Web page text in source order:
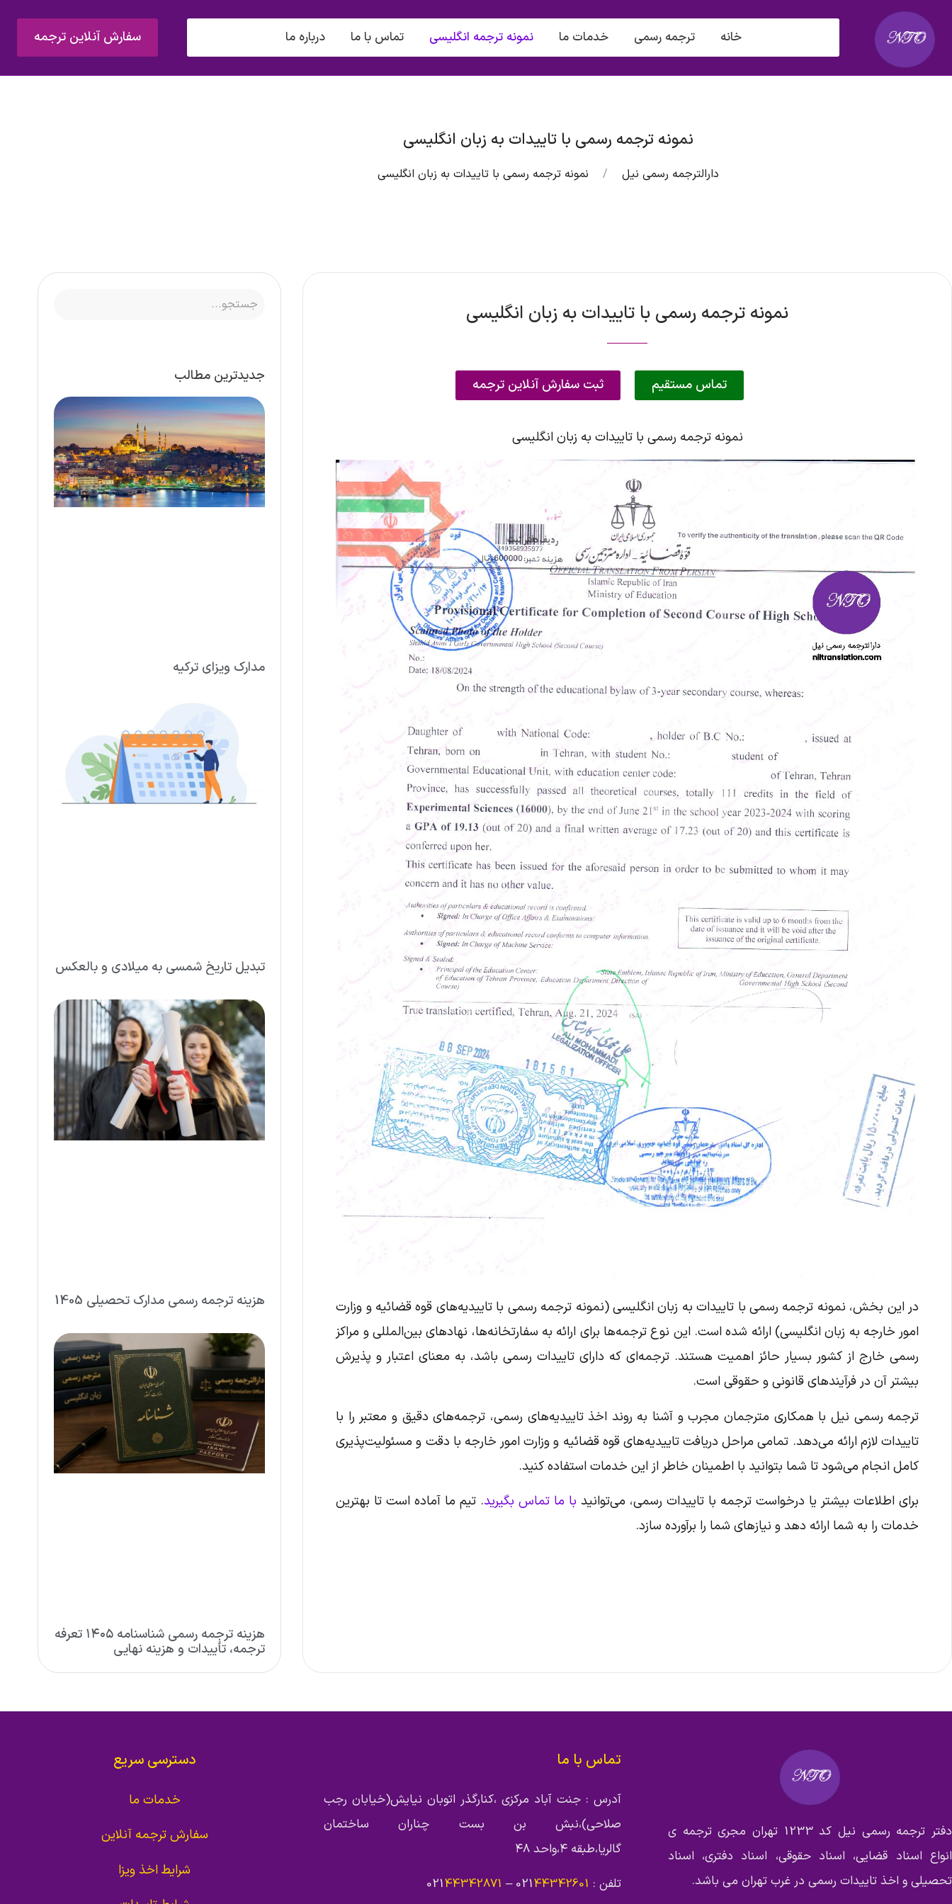
خانه ترجمه رسمی خدمات ما نمونه ترجمه انگلیسی تماس با ما درباره ما سفارش آنلاین ترجمه
نمونه ترجمه رسمی با تاییدات به زبان انگلیسی
دارالترجمه رسمی نیل نمونه ترجمه رسمی با تاییدات به زبان انگلیسی
نمونه ترجمه رسمی با تاییدات به زبان انگلیسی
تماس مستقیم ثبت سفارش آنلاین ترجمه
نمونه ترجمه رسمی با تاییدات به زبان انگلیسی
در این بخش، نمونه ترجمه رسمی با تاییدات به زبان انگلیسی (نمونه ترجمه رسمی با تاییدیه‌های قوه قضائیه و وزارت
امور خارجه به زبان انگلیسی) ارائه شده است. این نوع ترجمه‌ها برای ارائه به سفارتخانه‌ها، نهادهای بین‌المللی و مراکز
رسمی خارج از کشور بسیار حائز اهمیت هستند. ترجمه‌ای که دارای تاییدات رسمی باشد، به معنای اعتبار و پذیرش
بیشتر آن در فرآیندهای قانونی و حقوقی است.
ترجمه رسمی نیل با همکاری مترجمان مجرب و آشنا به روند اخذ تاییدیه‌های رسمی، ترجمه‌های دقیق و معتبر را با
تاییدات لازم ارائه می‌دهد. تمامی مراحل دریافت تاییدیه‌های قوه قضائیه و وزارت امور خارجه با دقت و مسئولیت‌پذیری
کامل انجام می‌شود تا شما بتوانید با اطمینان خاطر از این خدمات استفاده کنید.
برای اطلاعات بیشتر یا درخواست ترجمه با تاییدات رسمی، می‌توانید با ما تماس بگیرید. تیم ما آماده است تا بهترین
خدمات را به شما ارائه دهد و نیازهای شما را برآورده سازد.
جدیدترین مطالب
مدارک ویزای ترکیه
تبدیل تاریخ شمسی به میلادی و بالعکس
هزینه ترجمه رسمی مدارک تحصیلی 1405
هزینه ترجمه رسمی شناسنامه ۱۴۰۵ تعرفه
ترجمه، تأییدات و هزینه نهایی
دفتر ترجمه رسمی نیل کد 1233 تهران مجری ترجمه ی
انواع اسناد قضایی، اسناد حقوقی، اسناد دفتری، اسناد
تحصیلی و اخذ تاییدات رسمی در غرب تهران می باشد.
تماس با ما
آدرس : جنت آباد مرکزی ،کنارگذر اتوبان نیایش(خیابان رجب
صلاحی)،نبش بن بست چناران ساختمان
گالریا،طبقه ۴،واحد ۴۸
تلفن : 021 44342601
– 021
44342871
دسترسی سریع
خدمات ما
سفارش ترجمه آنلاین
شرایط اخذ ویزا